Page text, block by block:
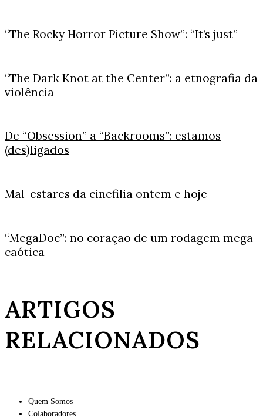
“The Rocky Horror Picture Show”: “It’s just”
“The Dark Knot at the Center”: a etnografia da
violência
De “Obsession” a “Backrooms”: estamos
(des)ligados
Mal-estares da cinefilia ontem e hoje
“MegaDoc”: no coração de um rodagem mega
caótica
ARTIGOS
RELACIONADOS
Quem Somos
Colaboradores